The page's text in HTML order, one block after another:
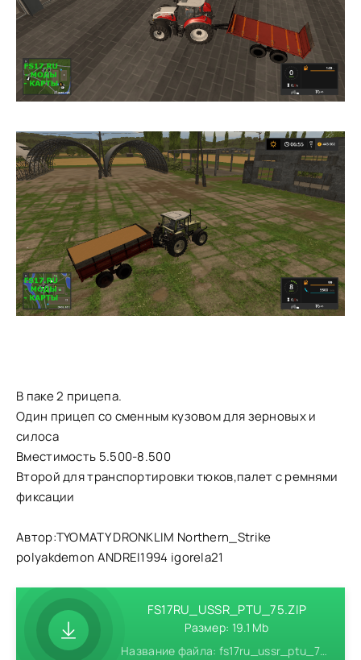
В паке 2 прицепа.
Один прицеп со сменным кузовом для зерновых и
силоса
Вместимость 5.500-8.500
Второй для транспортировки тюков,палет с ремнями
фиксации
Автор:TYOMATY DRONKLIM Northern_Strike
polyakdemon ANDREI1994 igorela21
FS17RU_USSR_PTU_75.ZIP
Размер: 19.1 Mb
Название файла: fs17ru_ussr_ptu_75.zip